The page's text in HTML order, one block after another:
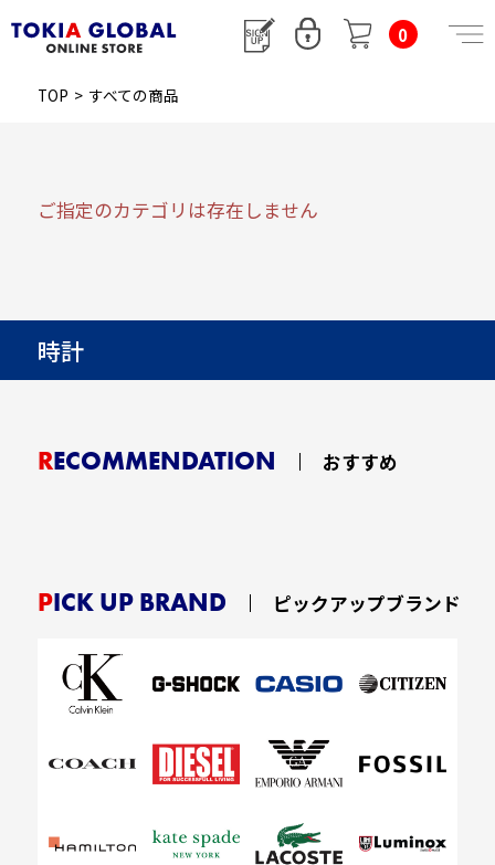
0
TOP > すべての商品
ご指定のカテゴリは存在しません
時計
RECOMMENDATION おすすめ
PICK UP BRAND ピックアップブランド